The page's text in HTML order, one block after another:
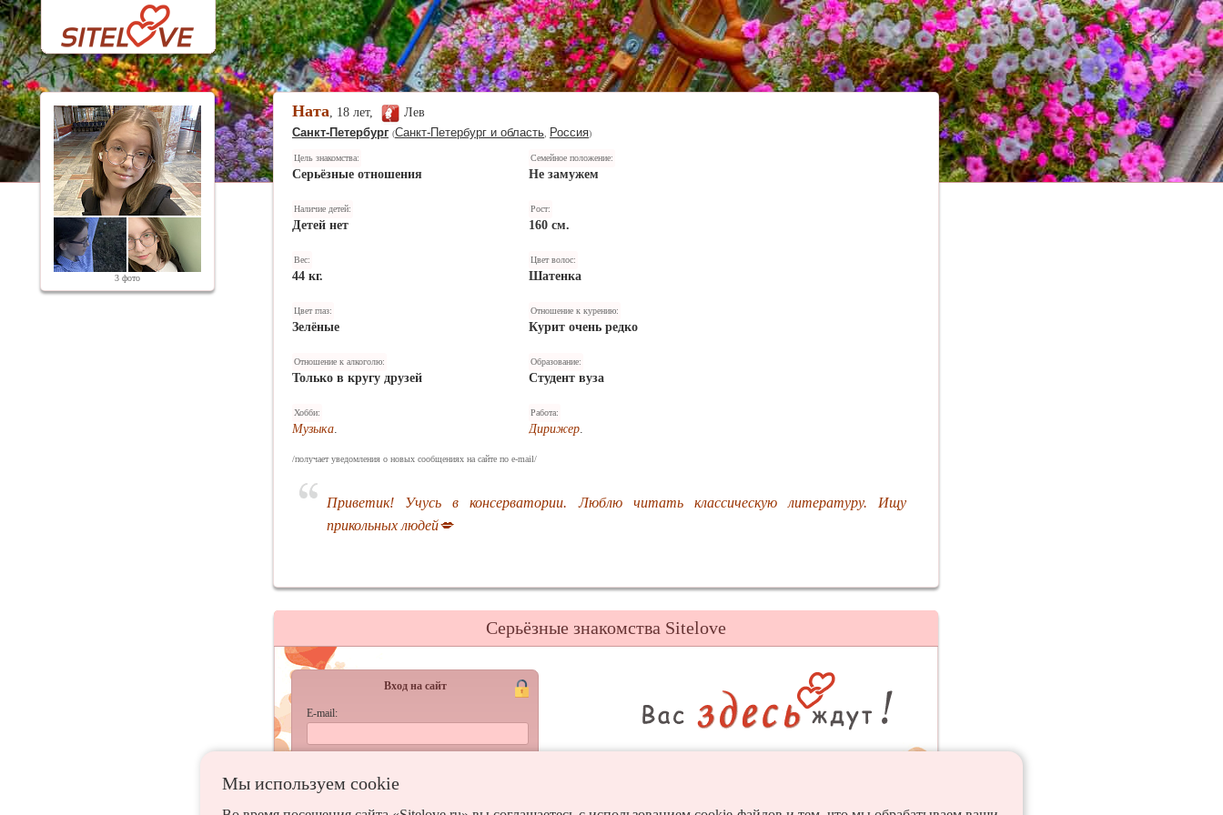
3 фото
Ната, 18 лет,
Лев
Санкт-Петербург (Санкт-Петербург и область Россия)
Цель знакомства:
Серьёзные отношения
Семейное положение:
Не замужем
Наличие детей:
Детей нет
Рост:
160 см.
Вес:
44 кг.
Цвет волос:
Шатенка
Цвет глаз:
Зелёные
Отношение к курению:
Курит очень редко
Отношение к алкоголю:
Только в кругу друзей
Образование:
Студент вуза
Хобби:
Музыка.
Работа:
Дирижер.
/получает уведомления о новых сообщениях на сайте по e-mail/
Приветик! Учусь в консерватории. Люблю читать классическую литературу. Ищу
прикольных людей💋
Мы используем сookie
Серьёзные знакомства Sitelove
Вход на сайт
E-mail: